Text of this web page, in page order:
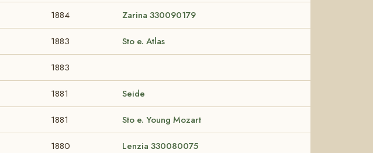
1884 Zarina 330090179
1883 Sto e. Atlas
1883
1881 Seide
1881 Sto e. Young Mozart
1880 Lenzia 330080075